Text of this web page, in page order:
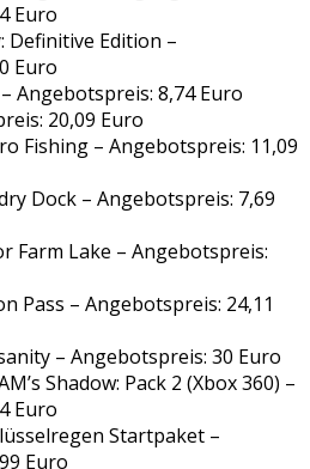
Euro
Definitive Edition –
Euro
Angebotspreis: 8,74 Euro
20,09 Euro
Fishing – Angebotspreis: 11,09
Dock – Angebotspreis: 7,69
Farm Lake – Angebotspreis:
Pass – Angebotspreis: 24,11
– Angebotspreis: 30 Euro
Shadow: Pack 2 (Xbox 360) –
Euro
Startpaket –
Euro